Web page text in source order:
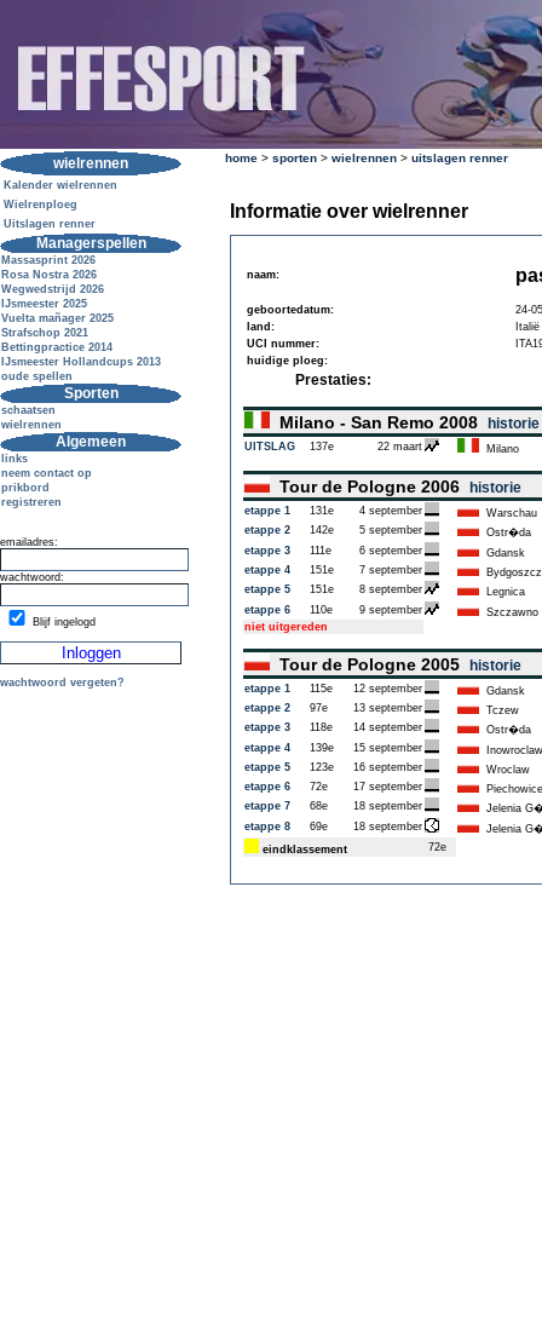
wielrennen
Kalender wielrennen
Wielrenploeg
Uitslagen renner
Managerspellen
Massasprint 2026
Rosa Nostra 2026
Wegwedstrijd 2026
IJsmeester 2025
Vuelta mañager 2025
Strafschop 2021
Bettingpractice 2014
IJsmeester Hollandcups 2013
oude spellen
Sporten
schaatsen
wielrennen
Algemeen
links
neem contact op
prikbord
registreren
emailadres:
wachtwoord:
Blijf ingelogd
wachtwoord vergeten?
home > sporten > wielrennen > uitslagen renner
Informatie over wielrenner
naam:
geboortedatum:
24-
land:
Italië
UCI nummer:
huidige ploeg:
Prestaties:
Milano - San Remo 2008 historie
UITSLAG 137e 22 maart Milano
Tour de Pologne 2006 historie
etappe 1 131e 4 september
Warschau
etappe 2
142e 5 september
Ostr�da
etappe 3
111e 6 september
Gdansk
etappe 4
151e 7 september
Bydgoszcz
etappe 5
151e 8 september
Legnica
etappe 6
110e 9 september
Szczawno
niet uitgereden
Tour de Pologne 2005 historie
etappe 1 115e 12 september
Gdansk
etappe 2
97e 13 september
Tczew
etappe 3
118e 14 september
Ostr�da
etappe 4
139e 15 september
Inowroclaw
etappe 5
123e 16 september
Wroclaw
etappe 6
72e 17 september
Piechowice
etappe 7
68e 18 september
Jelenia
etappe 8
69e 18 september
Jelenia
eindklassement
72e